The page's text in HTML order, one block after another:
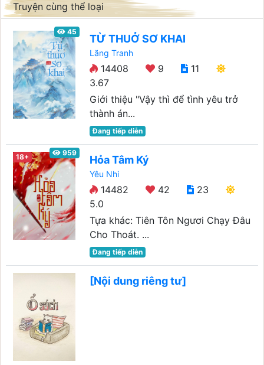
Truyện cùng thể loại
45
TỪ THUỞ SƠ KHAI
Lăng Tranh
14408 9
11
3.67
Giới thiệu "Vậy thì để tình yêu trở
thành án...
Đang tiếp diễn
18+ 959
Hỏa Tâm Ký
Yêu Nhi
14482 42
23
5.0
Tựa khác: Tiên Tôn Ngươi Chạy Đâu
Cho Thoát. ...
Đang tiếp diễn
[Nội dung riêng tư]